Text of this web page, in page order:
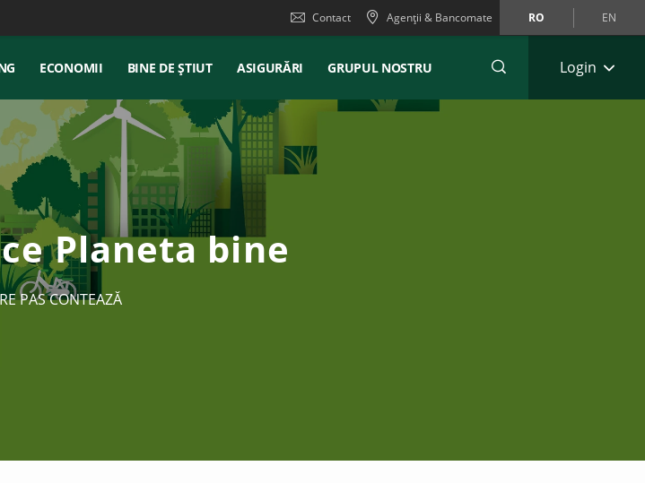
Contact Agenții & Bancomate RO EN
ECONOMII BINE DE ȘTIUT ASIGURĂRI GRUPUL NOSTRU Login
Planeta bine
PAS CONTEAZĂ